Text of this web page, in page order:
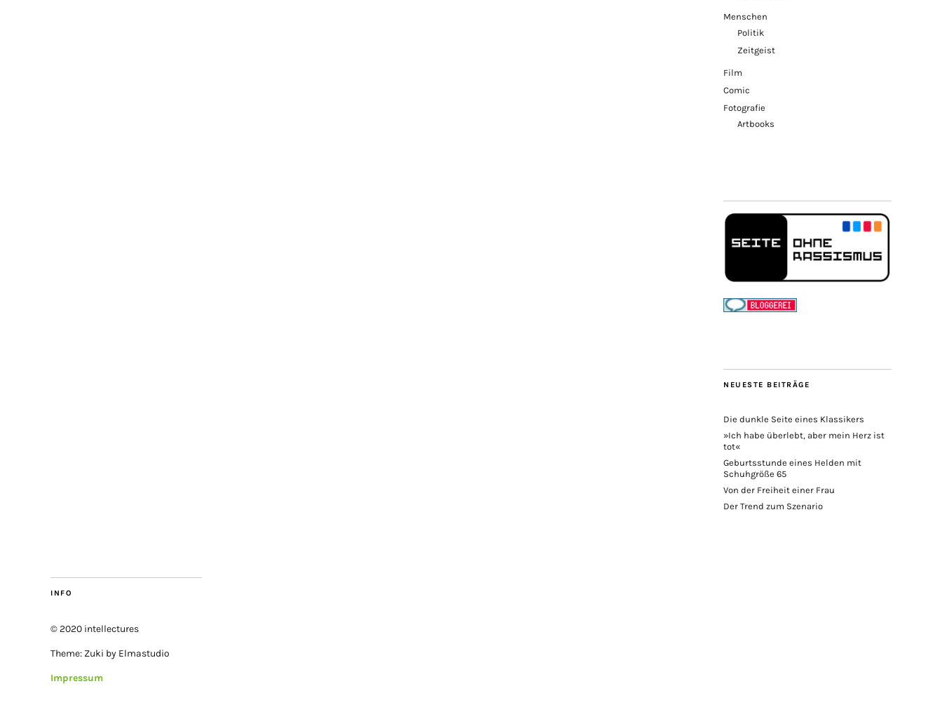
Menschen
Politik
Zeitgeist
Film
Comic
Fotografie
Artbooks
NEUESTE BEITRÄGE
Die dunkle Seite eines Klassikers
»Ich habe überlebt, aber mein Herz ist
tot«
Geburtsstunde eines Helden mit
Schuhgröße 65
Von der Freiheit einer Frau
Der Trend zum Szenario
INFO
© 2020 intellectures
Theme: Zuki by Elmastudio
Impressum